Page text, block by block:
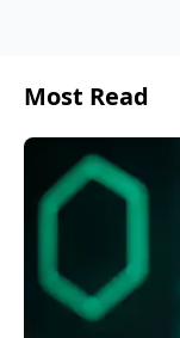
Most Read